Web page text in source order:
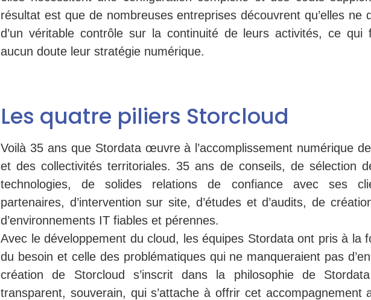
résultat est que de nombreuses entreprises découvrent qu’elles ne
d’un véritable contrôle sur la continuité de leurs activités, ce qui
aucun doute leur stratégie numérique.
Les quatre piliers Storcloud
Voilà 35 ans que Stordata œuvre à l’accomplissement numérique
et des collectivités territoriales. 35 ans de conseils, de sélection
technologies, de solides relations de confiance avec ses
partenaires, d’intervention sur site, d’études et d’audits, de
d’environnements IT fiables et pérennes.
Avec le développement du cloud, les équipes Stordata ont pris à la
du besoin et celle des problématiques qui ne manqueraient pas
création de Storcloud s’inscrit dans la philosophie de
transparent, souverain, qui s’attache à offrir cet accompagnement